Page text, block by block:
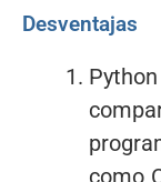
Desventajas
como